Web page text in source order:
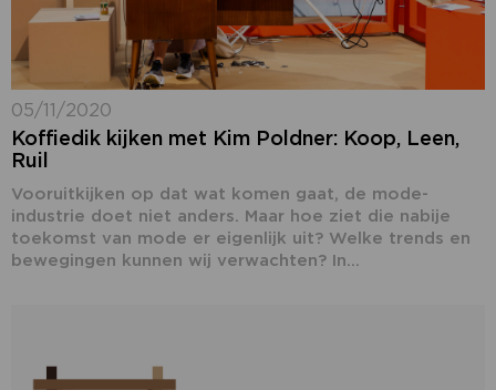
05/11/2020
Koffiedik kijken met Kim Poldner: Koop, Leen,
Ruil
Vooruitkijken op dat wat komen gaat, de mode-
industrie doet niet anders. Maar hoe ziet die nabije
toekomst van mode er eigenlijk uit? Welke trends en
bewegingen kunnen wij verwachten? In...